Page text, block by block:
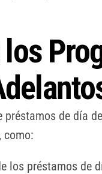
de día
como:
los préstamos de